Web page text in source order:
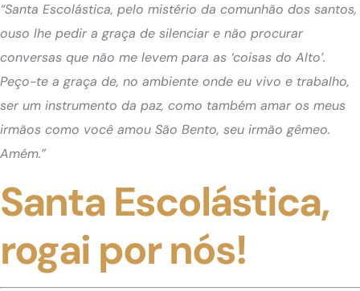
“Santa Escolástica, pelo mistério da comunhão dos santos,
ouso lhe pedir a graça de silenciar e não procurar
conversas que não me levem para as ‘coisas do Alto’.
Peço-te a graça de, no ambiente onde eu vivo e trabalho,
ser um instrumento da paz, como também amar os meus
irmãos como você amou São Bento, seu irmão gêmeo.
Amém.”
Santa Escolástica,
rogai por nós!